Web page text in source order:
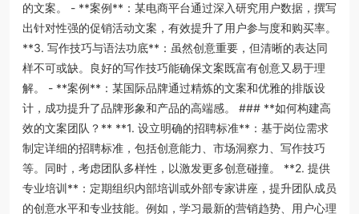
的文案。 - **案例**：某电商平台通过深入研究用户数据，撰写
出针对性强的促销活动文案，有效提升了用户参与度和购买率。
**3. 写作技巧与语法功底**：虽然创意重要，但清晰的表达同
样不可或缺。良好的写作技巧能确保文案既富有创意又易于理
解。 - **案例**：某国际品牌通过精炼的文案和优雅的排版设
计，成功提升了品牌形象和产品的高端感。 ### **如何构建高
效的文案团队？** **1. 设立明确的招聘标准**：基于岗位需求
制定详细的招聘标准，包括创意能力、市场洞察力、写作技巧
等。同时，考虑团队多样性，以激发更多创意碰撞。 **2. 提供
专业培训**：定期组织内部培训或外部专家讲座，提升团队成员
的创意水平和专业技能。例如，学习最新的营销趋势、用户心理